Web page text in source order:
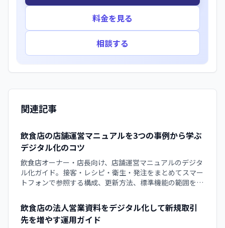
料金を見る
相談する
関連記事
飲食店の店舗運営マニュアルを3つの事例から学ぶ
デジタル化のコツ
飲食店オーナー・店長向け、店舗運営マニュアルのデジタ
ル化ガイド。接客・レシピ・衛生・発注をまとめてスマー
トフォンで参照する構成、更新方法、標準機能の範囲を解
飲食店の法人営業資料をデジタル化して新規取引
先を増やす運用ガイド